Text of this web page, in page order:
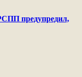
предупредил,